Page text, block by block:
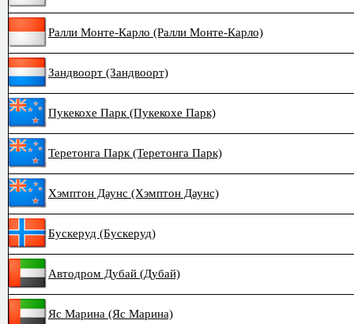
Ралли Монте-Карло (Ралли Монте-Карло)
Зандвоорт (Зандвоорт)
Пукекохе Парк (Пукекохе Парк)
Теретонга Парк (Теретонга Парк)
Хэмптон Даунс (Хэмптон Даунс)
Бускеруд (Бускеруд)
Автодром Дубай (Дубай)
Яс Марина (Яс Марина)